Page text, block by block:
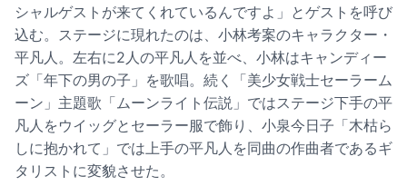
シャルゲストが来てくれているんですよ」とゲストを呼び
込む。ステージに現れたのは、小林考案のキャラクター・
平凡人。左右に2人の平凡人を並べ、小林はキャンディー
ズ「年下の男の子」を歌唱。続く「美少女戦士セーラーム
ーン」主題歌「ムーンライト伝説」ではステージ下手の平
凡人をウイッグとセーラー服で飾り、小泉今日子「木枯ら
しに抱かれて」では上手の平凡人を同曲の作曲者であるギ
タリストに変貌させた。